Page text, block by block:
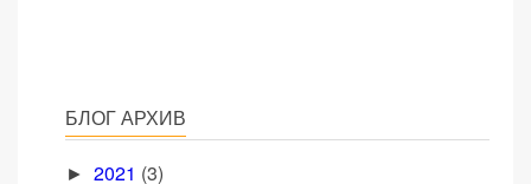
БЛОГ АРХИВ
► 2021 (3)